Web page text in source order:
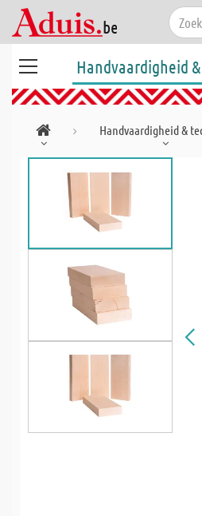
Handvaardigheid
Handvaardigheid &